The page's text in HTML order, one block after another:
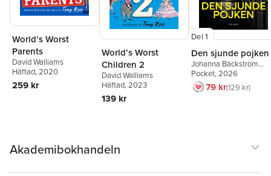
World’s Worst
Parents
David Walliams
Häftad, 2020
259 kr
World’s Worst
Children 2
David Walliams
Häftad, 2023
139 kr
Del 1
Den sjunde pojken
Johanna Bäckström
Lerneby
Pocket, 2026
79 kr129 kr
Akademibokhandeln